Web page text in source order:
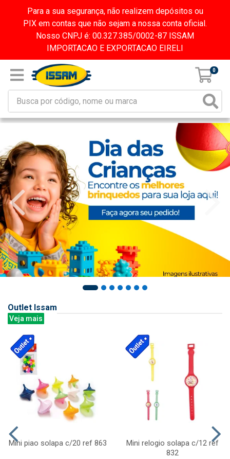
Para a sua segurança, não realizem depósitos ou
PIX em contas que não sejam a nossa conta oficial.
Nosso CNPJ é: 00.327.385/0002-87 ISSAM
IMPORTACAO E EXPORTACAO EIRELI
0
Outlet Issam
Veja mais
Mini piao solapa c/20 ref 863
Mini relogio solapa c/12 ref
832